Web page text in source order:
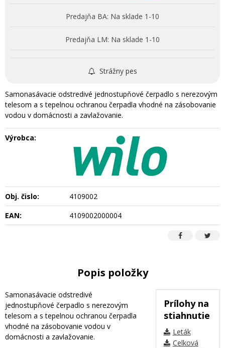
Predajňa BA: Na sklade 1-10
Predajňa LM: Na sklade 1-10
Strážny pes
Samonasávacie odstredivé jednostupňové čerpadlo s nerezovým
telesom a s tepelnou ochranou čerpadla vhodné na zásobovanie
vodou v domácnosti a zavlažovanie.
Výrobca:
Obj. čislo:
4109002
EAN:
4109002000004
Popis položky
Prílohy na
stiahnutie
Leták
Celková
Samonasávacie odstredivé
jednostupňové čerpadlo s nerezovým
telesom a s tepelnou ochranou čerpadla
vhodné na zásobovanie vodou v
domácnosti a zavlažovanie.